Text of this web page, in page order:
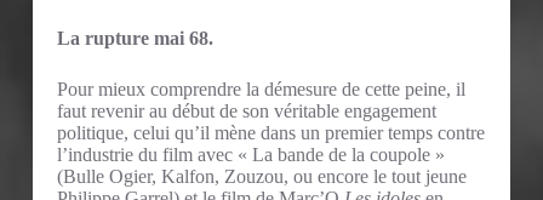
La rupture mai 68.
Pour mieux comprendre la démesure de cette peine, il
faut revenir au début de son véritable engagement
politique, celui qu’il mène dans un premier temps contre
l’industrie du film avec « La bande de la coupole »
(Bulle Ogier, Kalfon, Zouzou, ou encore le tout jeune